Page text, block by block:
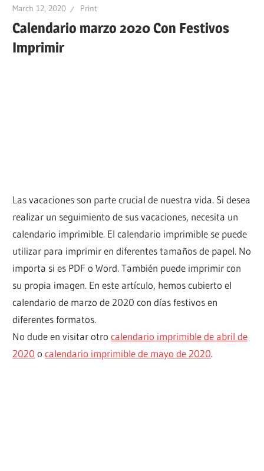
March 12, 2020 Print
Calendario marzo 2020 Con Festivos
Imprimir
Las vacaciones son parte crucial de nuestra vida. Si desea
realizar un seguimiento de sus vacaciones, necesita un
calendario imprimible. El calendario imprimible se puede
utilizar para imprimir en diferentes tamaños de papel. No
importa si es PDF o Word. También puede imprimir con
su propia imagen. En este artículo, hemos cubierto el
calendario de marzo de 2020 con días festivos en
diferentes formatos.
No dude en visitar otrocalendario imprimible de abril de
2020 ocalendario imprimible de mayo de 2020.